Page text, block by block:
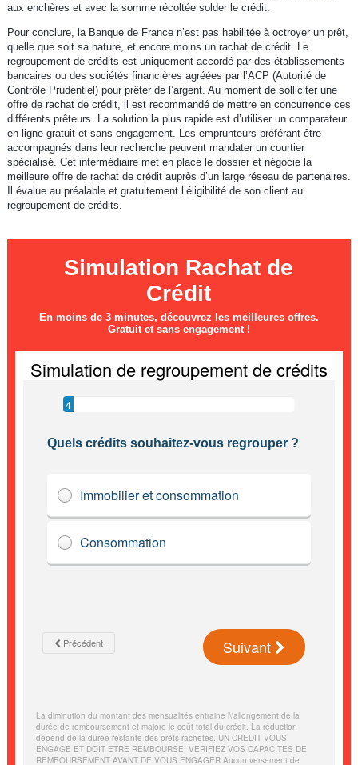
aux enchères et avec la somme récoltée solder le crédit.
Pour conclure, la Banque de France n’est pas habilitée à octroyer un prêt,
quelle que soit sa nature, et encore moins un rachat de crédit. Le
regroupement de crédits est uniquement accordé par des établissements
bancaires ou des sociétés financières agréées par l’ACP (Autorité de
Contrôle Prudentiel) pour prêter de l’argent. Au moment de solliciter une
offre de rachat de crédit, il est recommandé de mettre en concurrence ces
différents prêteurs. La solution la plus rapide est d’utiliser un comparateur
en ligne gratuit et sans engagement. Les emprunteurs préférant être
accompagnés dans leur recherche peuvent mandater un courtier
spécialisé. Cet intermédiaire met en place le dossier et négocie la
meilleure offre de rachat de crédit auprès d’un large réseau de partenaires.
Il évalue au préalable et gratuitement l’éligibilité de son client au
regroupement de crédits.
Simulation Rachat de
Crédit
En moins de 3 minutes, découvrez les meilleures offres.
Gratuit et sans engagement !